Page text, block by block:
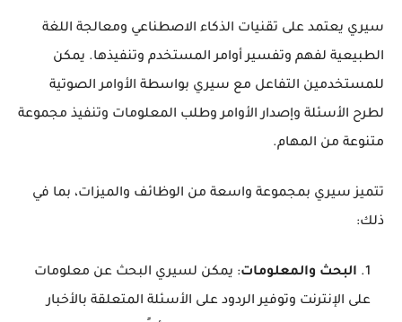
سيري يعتمد على تقنيات الذكاء الاصطناعي ومعالجة اللغة
الطبيعية لفهم وتفسير أوامر المستخدم وتنفيذها. يمكن
للمستخدمين التفاعل مع سيري بواسطة الأوامر الصوتية
لطرح الأسئلة وإصدار الأوامر وطلب المعلومات وتنفيذ مجموعة
متنوعة من المهام.
تتميز سيري بمجموعة واسعة من الوظائف والميزات، بما في
ذلك:
البحث والمعلومات: يمكن لسيري البحث عن معلومات
على الإنترنت وتوفير الردود على الأسئلة المتعلقة بالأخبار